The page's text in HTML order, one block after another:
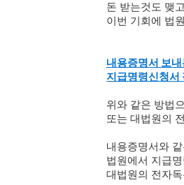
돈 받는것도 맺
이번 기회에 법
내용증명서 보
지급명령신청서
위와 같은 방법
또는 대법원의
내용증명서와
법원에서 지급
대법원의 전자